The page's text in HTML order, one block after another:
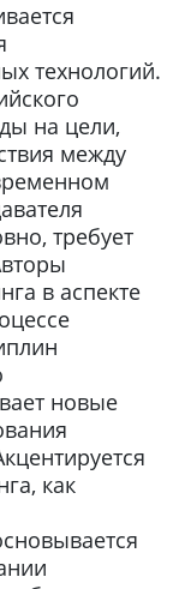
технологий.
на цели,
между
требует
в аспекте
новые
как